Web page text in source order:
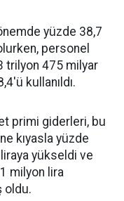
yüzde 38,7
personel
trilyon 475 milyar
kullanıldı.
primi giderleri, bu
kıyasla yüzde
yükseldi ve
milyon lira
oldu.